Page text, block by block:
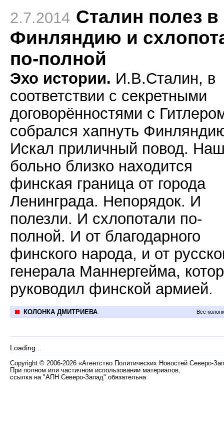
2.7.2014 Сталин полез в
Финляндию и
по-полной
Эхо истории. И.В.Сталин, в
соответствии с секретными
договорённостями с
собрался хапнуть
Искал приличный повод.
больно близко находится
финская граница от города
Ленинграда. Непорядок. И
полезли. И схлопотали по-
полной. И от благодарного
финского народа, и от
генерала Маннергейма,
руководил финской армией.
КОЛОНКА ДМИТРИЕВА Все
Loading...
Copyright © 2006-2026 «Агентство Политических Новостей Северо-
При полном или частичном использовании материалов,
ссылка на "АПН Северо-Запад" обязательна